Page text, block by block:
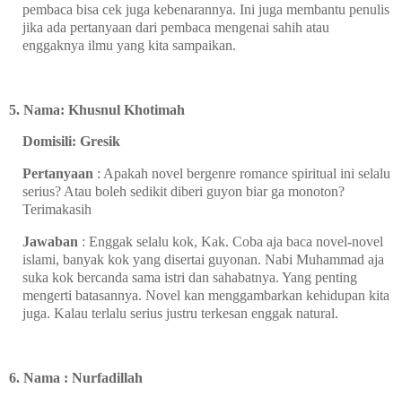
pembaca bisa cek juga kebenarannya. Ini juga membantu penulis
jika ada pertanyaan dari pembaca mengenai sahih atau
enggaknya ilmu yang kita sampaikan.
5. Nama: Khusnul Khotimah
Domisili: Gresik
Pertanyaan : Apakah novel bergenre romance spiritual ini selalu
serius? Atau boleh sedikit diberi guyon biar ga monoton?
Terimakasih
Jawaban : Enggak selalu kok, Kak. Coba aja baca novel-novel
islami, banyak kok yang disertai guyonan. Nabi Muhammad aja
suka kok bercanda sama istri dan sahabatnya. Yang penting
mengerti batasannya. Novel kan menggambarkan kehidupan kita
juga. Kalau terlalu serius justru terkesan enggak natural.
6. Nama : Nurfadillah